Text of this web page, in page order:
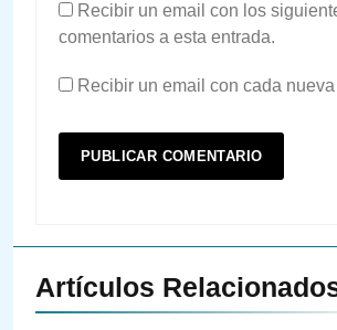
Recibir un email con los
comentarios a esta entrada.
Recibir un email con cada
Artículos